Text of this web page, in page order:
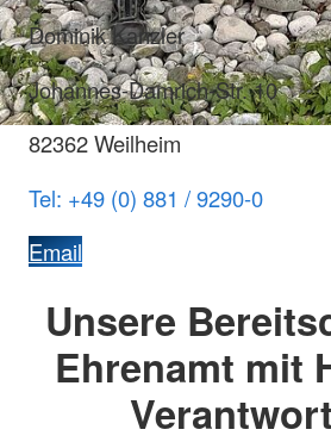
Dominik Kanzler
Johannes-Damrich-Str. 10
82362 Weilheim
Tel: +49 (0) 881 / 9290-0
Email
Unsere
Ehrenamt mit